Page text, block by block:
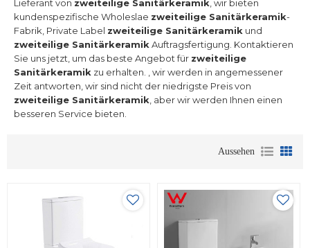
Lieferant von zweiteilige Sanitärkeramik , wir bieten
kundenspezifische Wholeslae zweiteilige Sanitärkeramik-
Fabrik, Private Label zweiteilige Sanitärkeramik und
zweiteilige Sanitärkeramik Auftragsfertigung. Kontaktieren
Sie uns jetzt, um das beste Angebot für zweiteilige
Sanitärkeramik zu erhalten. , wir werden in angemessener
Zeit antworten, wir sind nicht der niedrigste Preis von
zweiteilige Sanitärkeramik , aber wir werden Ihnen einen
besseren Service bieten.
Aussehen